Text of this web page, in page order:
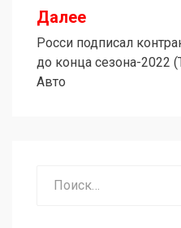
Далее
Росси подписал
до конца сезона-2022
Авто